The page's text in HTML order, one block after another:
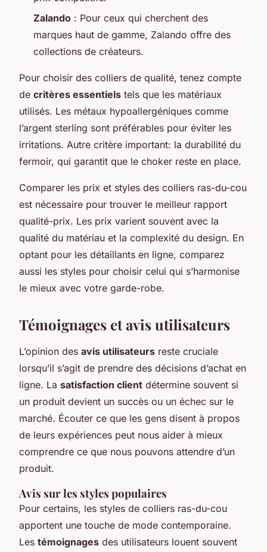
Zalando : Pour ceux qui cherchent des
marques haut de gamme, Zalando offre des
collections de créateurs.
Pour choisir des colliers de qualité, tenez compte
de critères essentiels tels que les matériaux
utilisés. Les métaux hypoallergéniques comme
l’argent sterling sont préférables pour éviter les
irritations. Autre critère important: la durabilité du
fermoir, qui garantit que le choker reste en place.
Comparer les prix et styles des colliers ras-du-cou
est nécessaire pour trouver le meilleur rapport
qualité-prix. Les prix varient souvent avec la
qualité du matériau et la complexité du design. En
optant pour les détaillants en ligne, comparez
aussi les styles pour choisir celui qui s’harmonise
le mieux avec votre garde-robe.
Témoignages et avis utilisateurs
L’opinion des avis utilisateurs reste cruciale
lorsqu’il s’agit de prendre des décisions d’achat en
ligne. La satisfaction client détermine souvent si
un produit devient un succès ou un échec sur le
marché. Écouter ce que les gens disent à propos
de leurs expériences peut nous aider à mieux
comprendre ce que nous pouvons attendre d’un
produit.
Avis sur les styles populaires
Pour certains, les styles de colliers ras-du-cou
apportent une touche de mode contemporaine.
Les témoignages des utilisateurs louent souvent